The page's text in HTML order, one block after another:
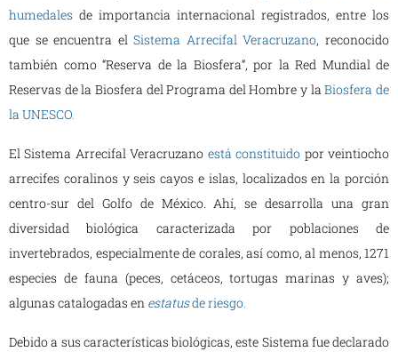
humedales de importancia internacional registrados, entre los
que se encuentra el Sistema Arrecifal Veracruzano, reconocido
también como “Reserva de la Biosfera”, por la Red Mundial de
Reservas de la Biosfera del Programa del Hombre y laBiosfera de
la UNESCO.
El Sistema Arrecifal Veracruzano está constituido por veintiocho
arrecifes coralinos y seis cayos e islas, localizados en la porción
centro-sur del Golfo de México. Ahí, se desarrolla una gran
diversidad biológica caracterizada por poblaciones de
invertebrados, especialmente de corales, así como, al menos, 1271
especies de fauna (peces, cetáceos, tortugas marinas y aves);
algunas catalogadas en estatusde riesgo.
Debido a sus características biológicas, este Sistema fue declarado